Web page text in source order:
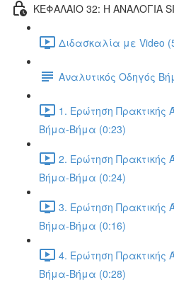
ΚΕΦΑΛΑΙΟ 32: Η ΑΝΑΛΟΓΙΑ
Διδασκαλία με Video
Αναλυτικός Οδηγός
1. Ερώτηση Πρακτικής
Βήμα-Βήμα (0:23)
2. Ερώτηση Πρακτικής
Βήμα-Βήμα (0:24)
3. Ερώτηση Πρακτικής
Βήμα-Βήμα (0:16)
4. Ερώτηση Πρακτικής
Βήμα-Βήμα (0:28)